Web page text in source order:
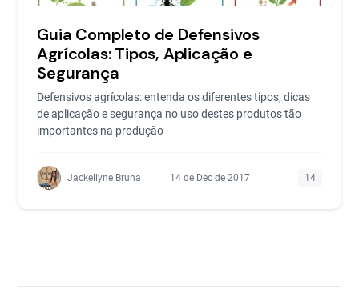
Guia Completo de Defensivos
Agrícolas: Tipos, Aplicação e
Segurança
Defensivos agrícolas: entenda os diferentes tipos, dicas
de aplicação e segurança no uso destes produtos tão
importantes na produção
Jackellyne Bruna 14 de Dec de 2017 14